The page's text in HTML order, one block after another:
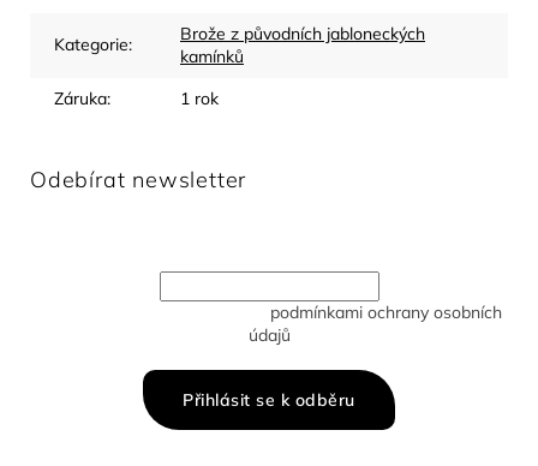
Kategorie:
Brože z původních jabloneckých
kamínků
Záruka: 1 rok
Odebírat newsletter
podmínkami ochrany osobních
údajů
Přihlásit se k odběru